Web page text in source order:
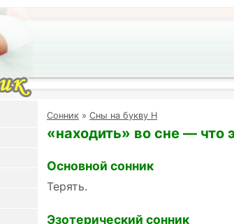
Cонник » Сны на букву Н
«находить» во сне — что
Основной сонник
Терять.
Эзотерический сонник